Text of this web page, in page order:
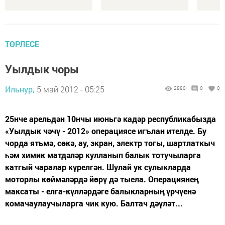
ТӨРЛЕСЕ
Уылдык чоры
Ильнур, 5 май 2012 - 05:25 2880 0 0
25нче арельдән 10нчы июньгә кадәр республикабызда
«Уылдык чәчү - 2012» операциясе игълан ителде. Бу
чорда ятьмә, сөкә, ау, экран, электр тогы, шартлаткыч
һәм химик матдәләр кулланып балык тотучыларга
катгый чаралар күрелгән. Шулай ук сулыкларда
моторлы көймәләрдә йөрү дә тыела. Операциянең
максаты - елга-күлләрдәге балыкларның үрчүенә
комачаулаучыларга чик кую. Балтач дәүләт...